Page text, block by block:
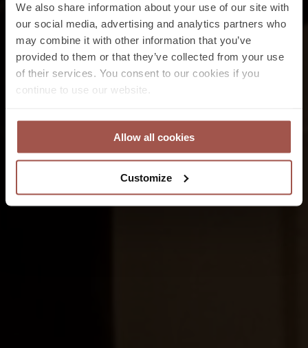
We also share information about your use of our site with
our social media, advertising and analytics partners who
may combine it with other information that you’ve
provided to them or that they’ve collected from your use
of their services. You consent to our cookies if you
continue to use our website.
Allow all cookies
Customize